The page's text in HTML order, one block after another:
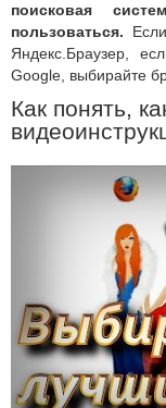
поисковая
пользоваться.
Яндекс.Браузер,
Google, выбирайте
Как понять,